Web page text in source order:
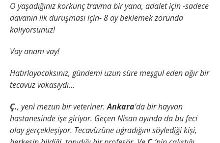
O yaşadığınız korkunç travma bir yana, adalet için -sadece
davanın ilk duruşması için- 8 ay beklemek zorunda
kalıyorsunuz!
Vay anam vay!
Hatırlayacaksınız, gündemi uzun süre meşgul eden ağır bir
tecavüz vakasıydı…
Ç., yeni mezun bir veteriner.Ankara’da bir hayvan
hastanesinde işe giriyor. Geçen Nisan ayında da bu feci
olay gerçekleşiyor. Tecavüzüne uğradığını söylediği kişi,